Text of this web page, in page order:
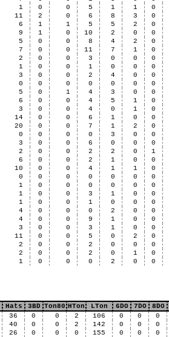
1 0 0 5 1 1 0
11 2 0 6 8 3 0
6 1 1 5 5 2 0
9 1 0 10 2 0 0
5 0 0 8 4 2 0
7 0 0 11 7 1 0
2 0 0 3 0 0 0
1 0 0 1 0 0 0
3 0 0 2 4 0 0
0 0 0 0 0 0 0
5 0 1 4 3 0 0
6 0 0 4 5 1 0
3 0 0 4 0 1 0
14 0 0 6 1 0 0
20 0 0 7 1 2 0
0 0 0 0 3 0 0
3 0 0 6 0 0 0
2 0 0 2 2 0 1
6 0 0 2 1 0 0
10 0 0 4 1 1 0
0 0 0 0 0 0 0
1 0 0 0 0 0 0
1 0 0 3 1 0 0
1 0 0 1 0 0 0
4 0 0 0 2 0 0
4 0 0 9 1 0 0
3 0 0 3 1 0 0
11 0 0 5 0 2 0
2 0 0 2 0 0 0
2 0 0 2 0 1 0
1 0 0 0 2 0 0
Hats 3BD Ton80 HTon LTon 6DO 7DO 8DO
36 0 0 2 106 0 0 0
40 0 0 2 142 0 0 0
26 0 0 0 155 0 0 0